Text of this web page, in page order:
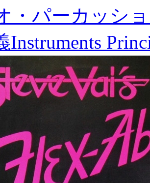
・パーカッシ
Instruments